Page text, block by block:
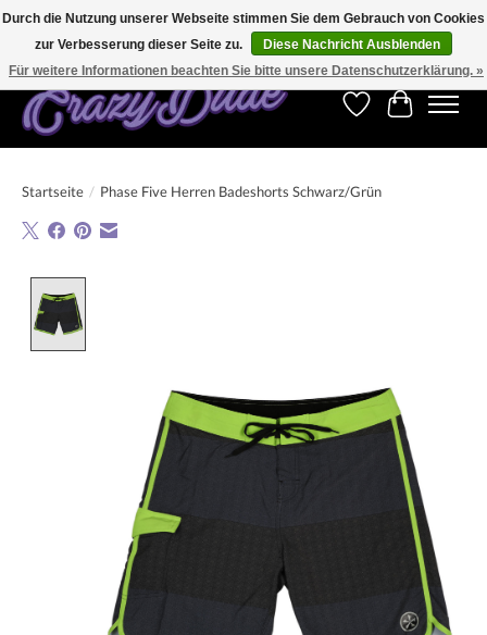
Kostenfreier Versand für Bestellungen ab 250 €. Weltweite Lieferung!
Wunschzettel
Ihr
Startseite / Phase Five Herren Badeshorts Schwarz/Grün
Durch die Nutzung unserer Webseite stimmen Sie dem Gebrauch von Cookies
zur Verbesserung dieser Seite zu.
Diese Nachricht Ausblenden
Für weitere Informationen beachten Sie bitte unsere Datenschutzerklärung. »